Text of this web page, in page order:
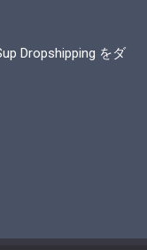
Dropshipping をダ